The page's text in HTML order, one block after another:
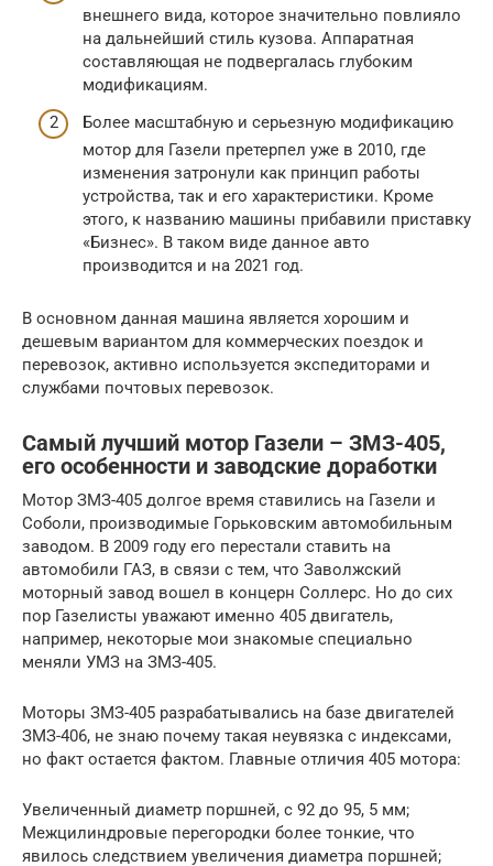
внешнего вида, которое значительно повлияло
на дальнейший стиль кузова. Аппаратная
составляющая не подвергалась глубоким
модификациям.
Более масштабную и серьезную модификацию
мотор для Газели претерпел уже в 2010, где
изменения затронули как принцип работы
устройства, так и его характеристики. Кроме
этого, к названию машины прибавили приставку
«Бизнес». В таком виде данное авто
производится и на 2021 год.
В основном данная машина является хорошим и
дешевым вариантом для коммерческих поездок и
перевозок, активно используется экспедиторами и
службами почтовых перевозок.
Самый лучший мотор Газели – ЗМЗ-405,
его особенности и заводские доработки
Мотор ЗМЗ-405 долгое время ставились на Газели и
Соболи, производимые Горьковским автомобильным
заводом. В 2009 году его перестали ставить на
автомобили ГАЗ, в связи с тем, что Заволжский
моторный завод вошел в концерн Соллерс. Но до сих
пор Газелисты уважают именно 405 двигатель,
например, некоторые мои знакомые специально
меняли УМЗ на ЗМЗ-405.
Моторы ЗМЗ-405 разрабатывались на базе двигателей
ЗМЗ-406, не знаю почему такая неувязка с индексами,
но факт остается фактом. Главные отличия 405 мотора:
Увеличенный диаметр поршней, с 92 до 95, 5 мм;
Межцилиндровые перегородки более тонкие, что
явилось следствием увеличения диаметра поршней;